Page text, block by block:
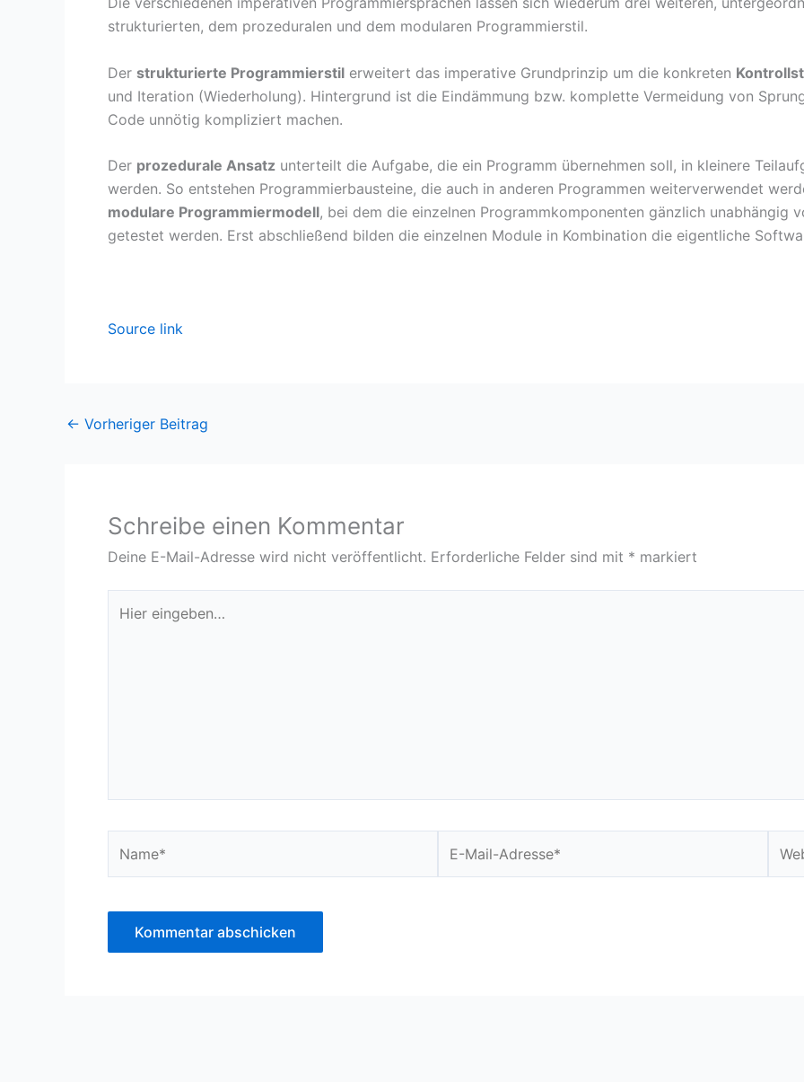
strukturierten, dem prozeduralen und dem modularen Programmierstil.
Der strukturierte Programmierstil erweitert das imperative Grundprinzip um die konkreten
und Iteration (Wiederholung). Hintergrund ist die Eindämmung bzw. komplette Vermeidung von
Code unnötig kompliziert machen.
Der prozedurale Ansatz unterteilt die Aufgabe, die ein Programm übernehmen soll, in kleinere
werden. So entstehen Programmierbausteine, die auch in anderen Programmen weiterverwendet
modulare Programmiermodell, bei dem die einzelnen Programmkomponenten gänzlich unabhängig
getestet werden. Erst abschließend bilden die einzelnen Module in Kombination die eigentliche
Source link
← Vorheriger Beitrag
Schreibe einen Kommentar
Deine E-Mail-Adresse wird nicht veröffentlicht. Erforderliche Felder sind mit * markiert
eingeben…
Mail-